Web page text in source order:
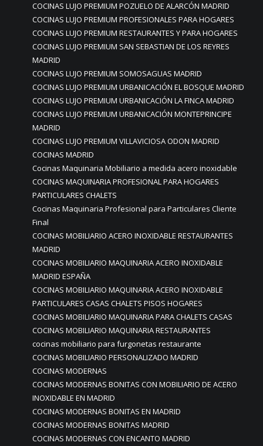
COCINAS LUJO PREMIUM POZUELO DE ALARCÓN MADRID
COCINAS LUJO PREMIUM PROFESIONALES PARA HOGARES
COCINAS LUJO PREMIUM RESTAURANTES Y PARA HOGARES
COCINAS LUJO PREMIUM SAN SEBASTIAN DE LOS REYRES
MADRID
COCINAS LUJO PREMIUM SOMOSAGUAS MADRID
COCINAS LUJO PREMIUM URBANICACIÓN EL BOSQUE MADRID
COCINAS LUJO PREMIUM URBANICACIÓN LA FINCA MADRID
COCINAS LUJO PREMIUM URBANICACIÓN MONTEPRINCIPE
MADRID
COCINAS LUJO PREMIUM VILLAVICIOSA ODON MADRID
COCINAS MADRID
Cocinas Maquinaria Mobiliario a medida acero inoxidable
COCINAS MAQUINARIA PROFESIONAL PARA HOGARES
PARTICULARES CHALETS
Cocinas Maquinaria Profesional para Particulares Cliente
Final
COCINAS MOBILIARIO ACERO INOXIDABLE RESTAURANTES
MADRID
COCINAS MOBILIARIO MAQUINARIA ACERO INOXIDABLE
MADRID ESPAÑA
COCINAS MOBILIARIO MAQUINARIA ACERO INOXIDABLE
PARTICULARES CASAS CHALETS PISOS HOGARES
COCINAS MOBILIARIO MAQUINARIA PARA CHALETS CASAS
COCINAS MOBILIARIO MAQUINARIA RESTAURANTES
cocinas mobiliario para furgonetas restaurante
COCINAS MOBILIARIO PERSONALIZADO MADRID
COCINAS MODERNAS
COCINAS MODERNAS BONITAS CON MOBILIARIO DE ACERO
INOXIDABLE EN MADRID
COCINAS MODERNAS BONITAS EN MADRID
COCINAS MODERNAS BONITAS MADRID
COCINAS MODERNAS CON ENCANTO MADRID